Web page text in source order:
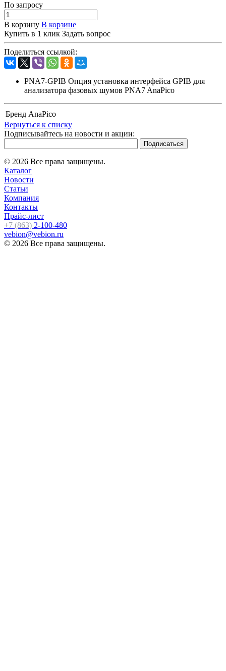
По запросу
В корзину В корзине
Купить в 1 клик Задать вопрос
Поделиться ссылкой:
PNA7-GPIB Опция установка интерфейса GPIB для
анализатора фазовых шумов PNA7 AnaPico
Бренд AnaPico
Вернуться к списку
Подписывайтесь на новости и акции:
© 2026 Все права защищены.
Каталог
Новости
Статьи
Компания
Контакты
Прайс-лист
+7 (863) 2-100-480
vebion@vebion.ru
© 2026 Все права защищены.